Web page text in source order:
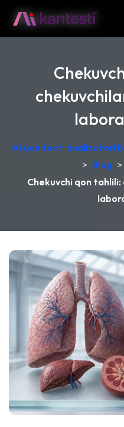
AI qon testi analizatori
> Blog >
Chekuvchi qon tahlili: